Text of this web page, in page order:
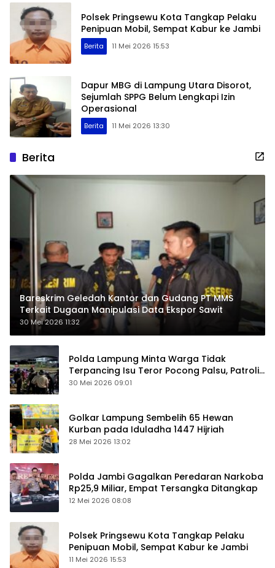
Polsek Pringsewu Kota Tangkap Pelaku
Penipuan Mobil, Sempat Kabur ke Jambi
Berita 11 Mei 2026 15:53
Dapur MBG di Lampung Utara Disorot,
Sejumlah SPPG Belum Lengkapi Izin
Operasional
Berita 11 Mei 2026 13:30
Berita
Bareskrim Geledah Kantor dan Gudang PT MMS
Terkait Dugaan Manipulasi Data Ekspor Sawit
30 Mei 2026 11:32
Polda Lampung Minta Warga Tidak
Terpancing Isu Teror Pocong Palsu, Patroli
Keamanan Ditingkatkan
30 Mei 2026 09:01
Golkar Lampung Sembelih 65 Hewan
Kurban pada Iduladha 1447 Hijriah
28 Mei 2026 13:02
Polda Jambi Gagalkan Peredaran Narkoba
Rp25,9 Miliar, Empat Tersangka Ditangkap
12 Mei 2026 08:08
Polsek Pringsewu Kota Tangkap Pelaku
Penipuan Mobil, Sempat Kabur ke Jambi
11 Mei 2026 15:53